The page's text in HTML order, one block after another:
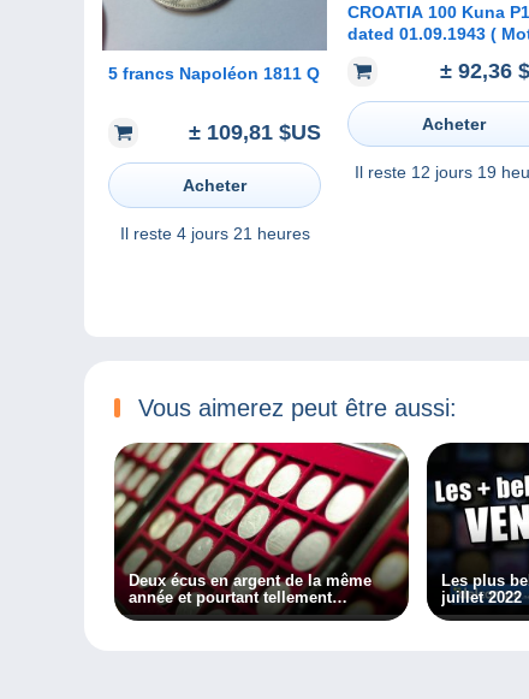
5 francs Napoléon 1811 Q
± 109,81 $US
Acheter
Il reste 4 jours 21 heures
CROATIA 100 Kuna P11a
dated 01.09.1943 ( Mother
costume )
± 92,36
Acheter
Il reste 12 jours 19
Vous aimerez peut être aussi:
Deux écus en argent de la même
année et pourtant tellement
différents !
Les plus
juillet 2022